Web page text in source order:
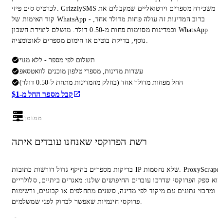
לכרטיס סים פיזי. GrizzlySMS משכירה מספרים וירטואליים שמקבלים את
קוד האימות של WhatsApp - ברוב המדינות זה עולה פחות מדולר אחד,
ובמדינות מסוימות פחות מ-0.50 דולר. מושלם ליצירת חשבון WhatsApp
תשלום לפי מספר - ללא מנוי
עשרות מדינות, מספרי טלפון מוכנים לוואטסאפ
החל מפחות מדולר אחד (בחלק מהמדינות מתחת ל-0.50 דולר)
קבל מספר החל מ-$1
ממומן
רשת הפרוקסי שאנחנו עובדים איתה
בדיקות מספרים בהיקף גדול דורשות כתובות IP שלא נחסמות. ProxyScrape
ספק הפרוקסי שדרכו עוברים החיפושים שלנו: מאגרים ביתיים, סלולריים
ומרכזי נתונים עם מיקוד לפי מדינה, סשנים מתחלפים או קבועים, ורשימות